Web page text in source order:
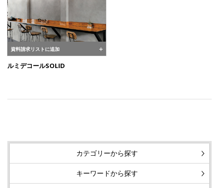
資料請求リストに追加
ルミデコールSOLID
カテゴリーから探す
キーワードから探す